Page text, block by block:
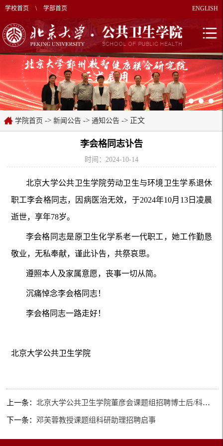
学校首页 \ 学部首页 ENGLISH
学院首页 -> 新闻公告 -> 通知公告 -> 正文
李会格同志讣告
时间：2024-10-14
北京大学公共卫生学院劳动卫生与环境卫生学系退休
职工李会格同志，因病医治无效，于2024年10月13日凌晨
逝世，享年78岁。
李会格同志是原卫生化学系老一代职工，她工作勤恳
敬业，无私奉献，谨此讣告，共祭哀思。
遵照本人及家属意愿，丧事一切从简。
沉痛悼念李会格同志！
李会格同志一路走好！
北京大学公共卫生学院
上一条：北京大学公共卫生学院董彦会课题组招聘博士后/科研助理
下一条： 邓芙蓉教授课题组科研助理招聘启事